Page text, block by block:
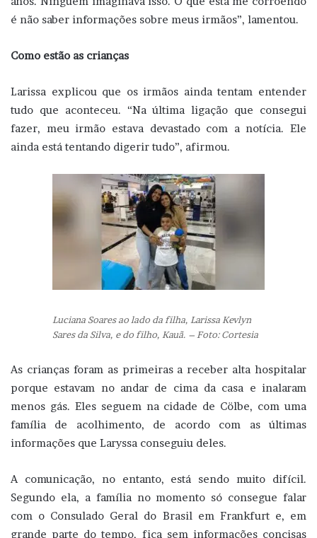
é não saber informações sobre meus irmãos”, lamentou.
Como estão as crianças
Larissa explicou que os irmãos ainda tentam entender
tudo que aconteceu. “Na última ligação que consegui
fazer, meu irmão estava devastado com a notícia. Ele
ainda está tentando digerir tudo”, afirmou.
Luciana Soares ao lado da filha, Larissa Kevlyn
Sares da Silva, e do filho, Kauã. – Foto: Cortesia
As crianças foram as primeiras a receber alta hospitalar
porque estavam no andar de cima da casa e inalaram
menos gás. Eles seguem na cidade de Cölbe, com uma
família de acolhimento, de acordo com as últimas
informações que Laryssa conseguiu deles.
A comunicação, no entanto, está sendo muito difícil.
Segundo ela, a família no momento só consegue falar
com o Consulado Geral do Brasil em Frankfurt e, em
grande parte do tempo, fica sem informações concisas